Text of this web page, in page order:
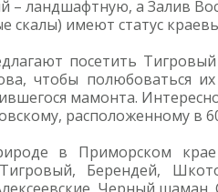
– ландшафтную, а Залив
скалы) имеют статус
посетить
чтобы полюбоваться
мамонта.
расположенному в
в Приморском крае
Берендей,